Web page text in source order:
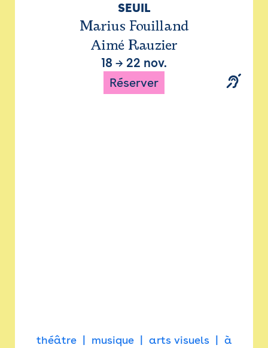
SEUIL
Marius Fouilland
Aimé Rauzier
18 → 22 nov.
Réserver
théâtre musique arts visuels
à